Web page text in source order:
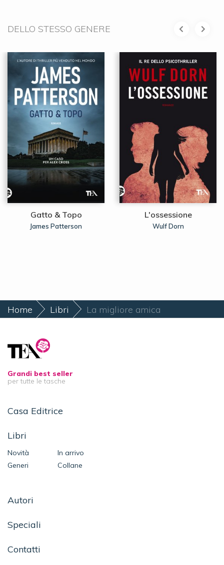
DELLO STESSO GENERE
Gatto & Topo
James Patterson
L'ossessione
Wulf Dorn
Home Libri La migliore amica
Grandi best seller
per tutte le tasche
Casa Editrice
Libri
Novità
In arrivo
Generi
Collane
Autori
Speciali
Contatti